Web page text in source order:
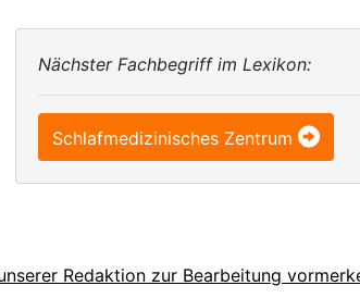
Nächster Fachbegriff im Lexikon:
Schlafmedizinisches Zentrum
Redaktion zur Bearbeitung